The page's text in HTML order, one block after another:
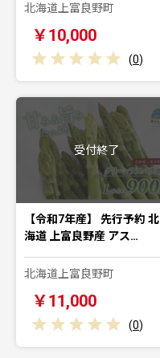
北海道上富良野町
￥10,000
(0)
受付終了
【令和7年産】 先行予約 北
海道 上富良野産 アス…
北海道上富良野町
￥11,000
(0)